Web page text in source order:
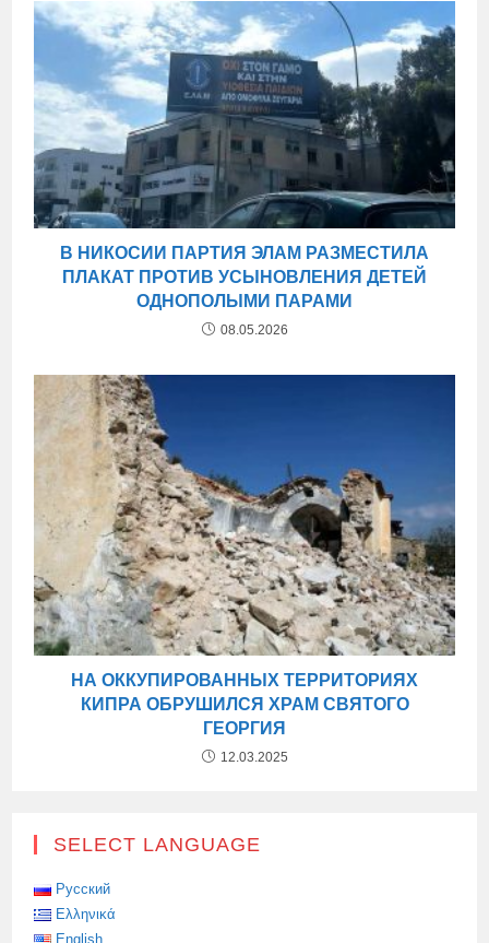
В НИКОСИИ ПАРТИЯ ЭЛАМ РАЗМЕСТИЛА
ПЛАКАТ ПРОТИВ УСЫНОВЛЕНИЯ ДЕТЕЙ
ОДНОПОЛЫМИ ПАРАМИ
08.05.2026
НА ОККУПИРОВАННЫХ ТЕРРИТОРИЯХ
КИПРА ОБРУШИЛСЯ ХРАМ СВЯТОГО
ГЕОРГИЯ
12.03.2025
SELECT LANGUAGE
Русский
Ελληνικά
English